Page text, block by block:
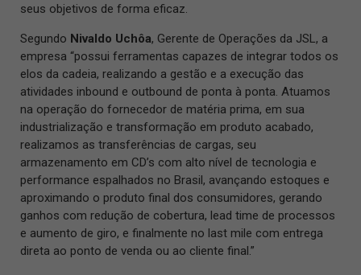
seus objetivos de forma eficaz.
Segundo Nivaldo Uchôa, Gerente de Operações da JSL, a
empresa “possui ferramentas capazes de integrar todos os
elos da cadeia, realizando a gestão e a execução das
atividades inbound e outbound de ponta à ponta. Atuamos
na operação do fornecedor de matéria prima, em sua
industrialização e transformação em produto acabado,
realizamos as transferências de cargas, seu
armazenamento em CD’s com alto nível de tecnologia e
performance espalhados no Brasil, avançando estoques e
aproximando o produto final dos consumidores, gerando
ganhos com redução de cobertura, lead time de processos
e aumento de giro, e finalmente no last mile com entrega
direta ao ponto de venda ou ao cliente final.”